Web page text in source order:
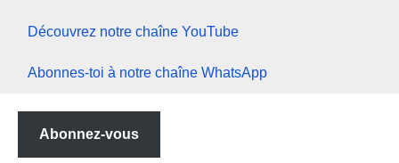
Découvrez notre chaîne YouTube
Abonnes-toi à notre chaîne WhatsApp
Abonnez-vous